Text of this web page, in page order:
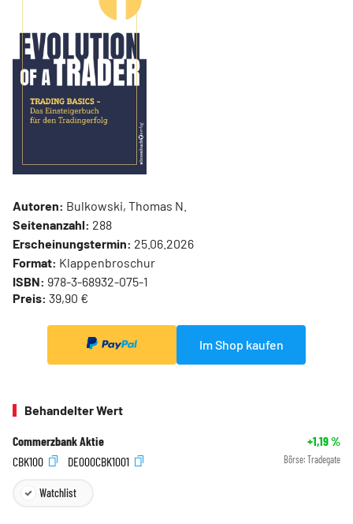
Autoren: Bulkowski, Thomas N.
Seitenanzahl: 288
Erscheinungstermin: 25.06.2026
Format: Klappenbroschur
ISBN: 978-3-68932-075-1
Preis: 39,90 €
Im Shop kaufen
Behandelter Wert
Commerzbank Aktie +1,19%
CBK100
DE000CBK1001 Börse: Tradegate
Watchlist